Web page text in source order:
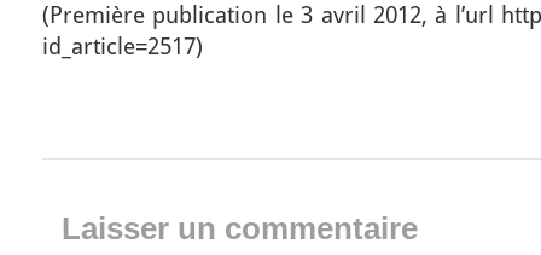
(Première publication le 3 avril 2012, à l’url
id_article=2517)
Laisser un commentaire